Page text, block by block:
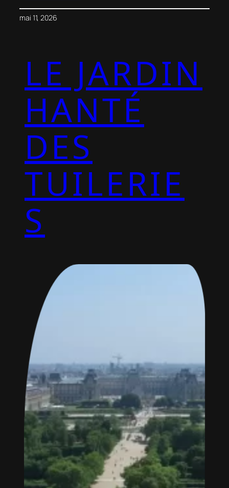
mai 11, 2026
LE JARDIN
HANTÉ
DES
TUILERIE
S